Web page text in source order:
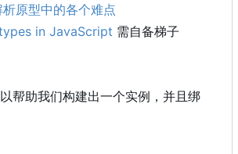
原型中的各个难点
in JavaScript 需自备梯子
帮助我们构建出一个实例，并且绑